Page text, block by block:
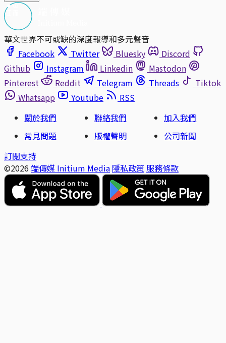
華文世界不可或缺的深度報導和多元聲音
Facebook
Twitter Bluesky
Discord
Github
Instagram Linkedin
Mastodon
Pinterest
Reddit Telegram Threads
Tiktok
Whatsapp
Youtube
RSS
關於我們
聯絡我們
加入我們
常見問題
版權聲明
公司新聞
訂閱支持
©2026 端傳媒 Initium Media 隱私政策 服務條款